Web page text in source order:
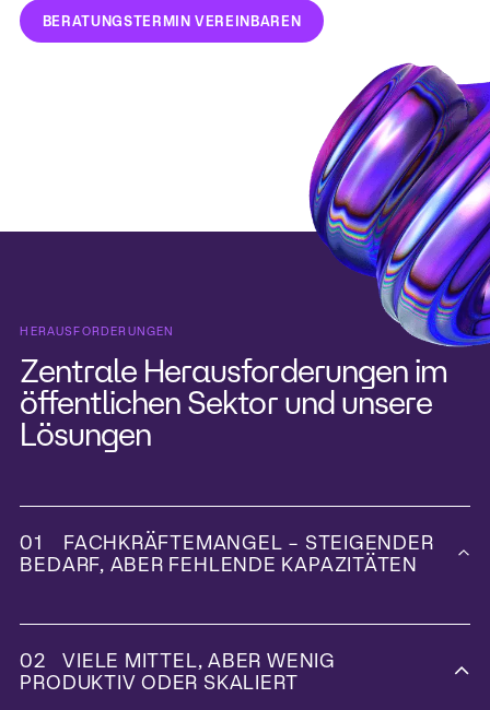
BERATUNGSTERMIN VEREINBAREN
HERAUSFORDERUNGEN
Zentrale Herausforderungen im
öffentlichen Sektor und unsere
Lösungen
01 FACHKRÄFTEMANGEL – STEIGENDER
BEDARF, ABER FEHLENDE KAPAZITÄTEN
02 VIELE MITTEL, ABER WENIG
PRODUKTIV ODER SKALIERT